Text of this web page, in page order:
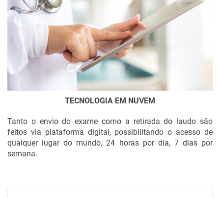
TECNOLOGIA EM NUVEM
Tanto o envio do exame como a retirada do laudo são
feitos via plataforma digital, possibilitando o acesso de
qualquer lugar do mundo, 24 horas por dia, 7 dias por
semana.